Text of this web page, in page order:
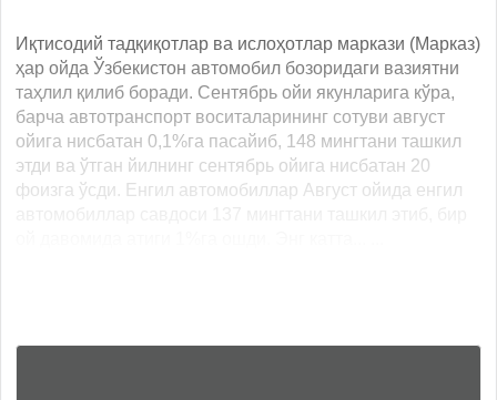
Иқтисодий тадқиқотлар ва ислоҳотлар маркази (Марказ)
ҳар ойда Ўзбекистон автомобил бозоридаги вазиятни
таҳлил қилиб боради. Сентябрь ойи якунларига кўра,
барча автотранспорт воситаларининг сотуви август
ойига нисбатан 0,1%га пасайиб, 148 мингтани ташкил
этди ва ўтган йилнинг сентябрь ойига нисбатан 20
фоизга ўсди. Енгил автомобиллар Август ойида енгил